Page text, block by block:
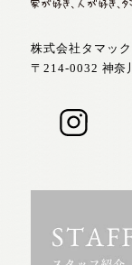
株式会社タマック
〒214-0032 神奈